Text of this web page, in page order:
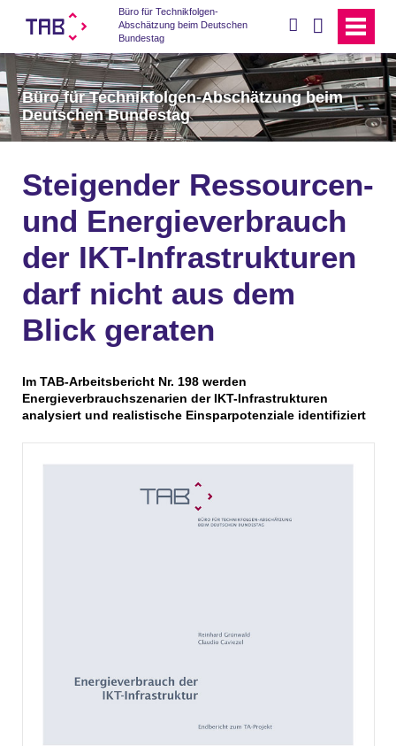
Büro für Technikfolgen-
Abschätzung beim Deutschen
Bundestag
Büro für Technikfolgen-Abschätzung beim
Deutschen Bundestag
Steigender Ressourcen-
und Energieverbrauch
der IKT-Infrastrukturen
darf nicht aus dem
Blick geraten
Im TAB-Arbeitsbericht Nr. 198 werden
Energieverbrauchszenarien der IKT-Infrastrukturen
analysiert und realistische Einsparpotenziale identifiziert